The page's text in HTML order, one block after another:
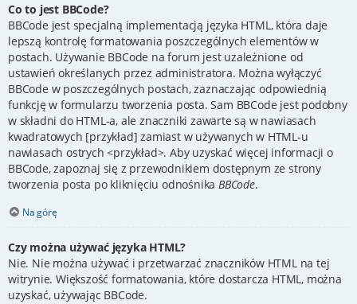
Co to jest BBCode?
BBCode jest specjalną implementacją języka HTML, która daje
lepszą kontrolę formatowania poszczególnych elementów w
postach. Używanie BBCode na forum jest uzależnione od
ustawień określanych przez administratora. Można wyłączyć
BBCode w poszczególnych postach, zaznaczając odpowiednią
funkcję w formularzu tworzenia posta. Sam BBCode jest podobny
w składni do HTML-a, ale znaczniki zawarte są w nawiasach
kwadratowych [przykład] zamiast w używanych w HTML-u
nawiasach ostrych <przykład>. Aby uzyskać więcej informacji o
BBCode, zapoznaj się z przewodnikiem dostępnym ze strony
tworzenia posta po kliknięciu odnośnika BBCode.
Na górę
Czy można używać języka HTML?
Nie. Nie można używać i przetwarzać znaczników HTML na tej
witrynie. Większość formatowania, które dostarcza HTML, można
uzyskać, używając BBCode.